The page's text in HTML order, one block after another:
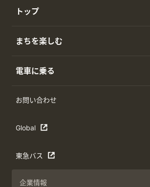
トップ
まちを楽しむ
電車に乗る
お問い合わせ
Global
東急バス
企業情報